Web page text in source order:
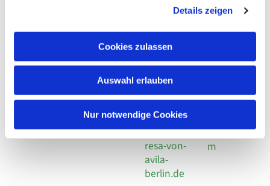
Details zeigen
Cookies zulassen
Auswahl erlauben
Nur notwendige Cookies
Kirchengemeinde Pfarrei
Hl. Theresa von Avila Berlin
Leitender Pfarrer - Norbert
Behaimstr. 39
Telefon
+49 30
924 64 28
Fax +49
30 924 54
18
E-Mail
info@the
resa-von-
avila-
berlin.de
Datensch
utz
Social
Impressu
m